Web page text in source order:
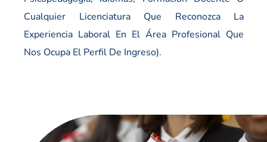
Cualquier Licenciatura Que Reconozca La
Experiencia Laboral En El Área Profesional Que
Nos Ocupa El Perfil De Ingreso).